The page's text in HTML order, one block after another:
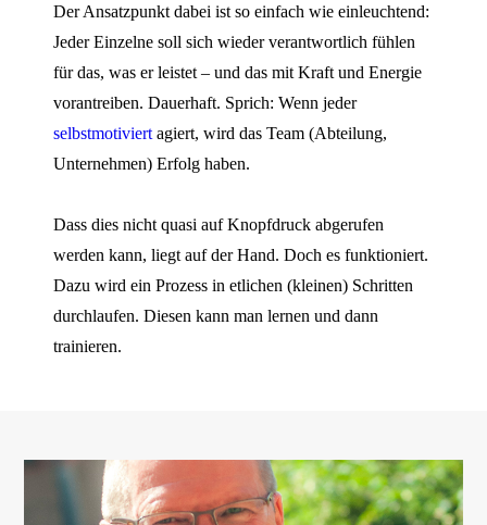
Der Ansatzpunkt dabei ist so einfach wie einleuchtend:
Jeder Einzelne soll sich wieder verantwortlich fühlen
für das, was er leistet – und das mit Kraft und Energie
vorantreiben. Dauerhaft. Sprich: Wenn jeder
selbstmotiviert agiert, wird das Team (Abteilung,
Unternehmen) Erfolg haben.
Dass dies nicht quasi auf Knopfdruck abgerufen
werden kann, liegt auf der Hand. Doch es funktioniert.
Dazu wird ein Prozess in etlichen (kleinen) Schritten
durchlaufen. Diesen kann man lernen und dann
trainieren.